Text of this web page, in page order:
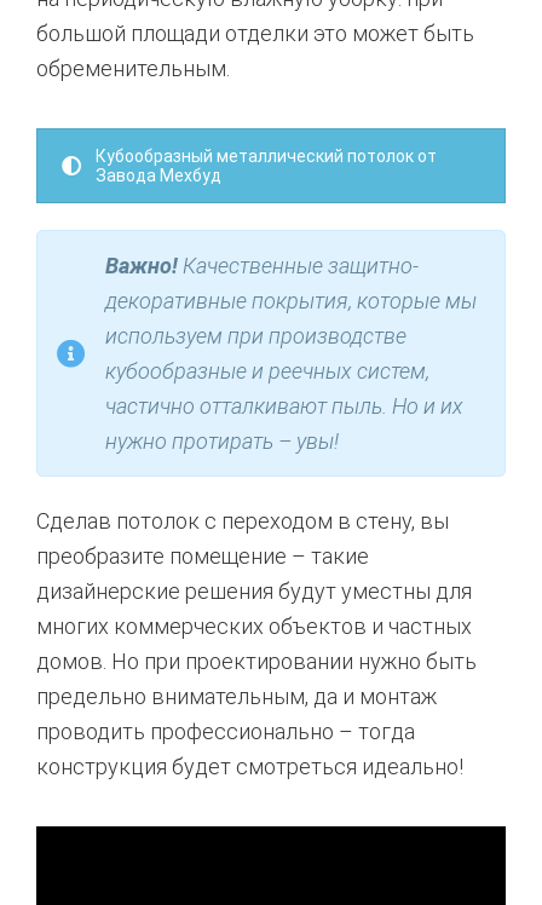
большой площади отделки это может быть
обременительным.
Кубообразный металлический потолок от
Завода Мехбуд
Важно! Качественные защитно-
декоративные покрытия, которые мы
используем при производстве
кубообразные и реечных систем,
частично отталкивают пыль. Но и их
нужно протирать – увы!
Сделав потолок с переходом в стену, вы
преобразите помещение – такие
дизайнерские решения будут уместны для
многих коммерческих объектов и частных
домов. Но при проектировании нужно быть
предельно внимательным, да и монтаж
проводить профессионально – тогда
конструкция будет смотреться идеально!